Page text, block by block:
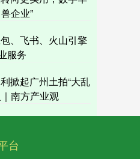
企业”
、飞书、火山引擎
服务
掀起广州土拍“大乱
南方产业观
台